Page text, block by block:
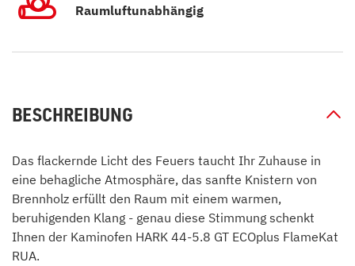
Raumluftunabhängig
BESCHREIBUNG
Das flackernde Licht des Feuers taucht Ihr Zuhause in
eine behagliche Atmosphäre, das sanfte Knistern von
Brennholz erfüllt den Raum mit einem warmen,
beruhigenden Klang - genau diese Stimmung schenkt
Ihnen der Kaminofen HARK 44-5.8 GT ECOplus FlameKat
RUA.